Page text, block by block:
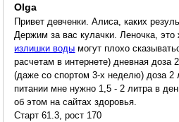
Olga
Привет девченки. Алиса, каких
Держим за вас кулачки. Леночка, это
излишки воды могут плохо
расчетам в интернете) дневная доза
(даже со спортом 3-х неделю) доза 2
питании мне нужно 1,5 - 2 литра в
об этом на сайтах здоровья.
Старт 61.3, рост 170